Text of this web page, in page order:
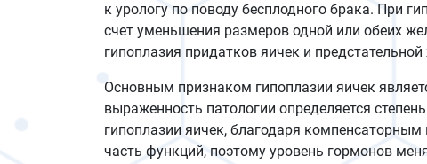
к урологу по поводу бесплодного брака. При
счет уменьшения размеров одной или обеих
гипоплазия придатков яичек и
Основным признаком гипоплазии яичек
выраженность патологии определяется
гипоплазии яичек, благодаря
часть функций, поэтому уровень гормонов